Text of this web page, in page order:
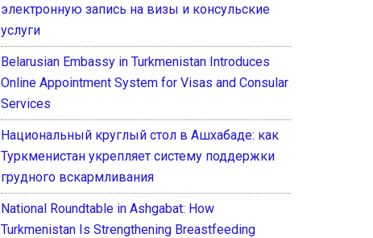
электронную запись на визы и консульские
услуги
Belarusian Embassy in Turkmenistan Introduces
Online Appointment System for Visas and Consular
Services
Национальный круглый стол в Ашхабаде: как
Туркменистан укрепляет систему поддержки
грудного вскармливания
National Roundtable in Ashgabat: How
Turkmenistan Is Strengthening Breastfeeding